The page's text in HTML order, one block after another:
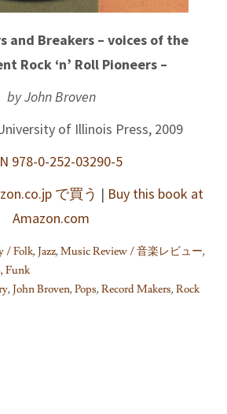
and Breakers – voices of the
Rock ‘n’ Roll Pioneers –
by John Broven
of Illinois Press, 2009
978-0-252-03290-5
で買う | Buy this book at
Amazon.com
/ Folk,Jazz,Music Review / 音楽レビュー,
Funk
,John Broven,Pops,Record Makers,Rock